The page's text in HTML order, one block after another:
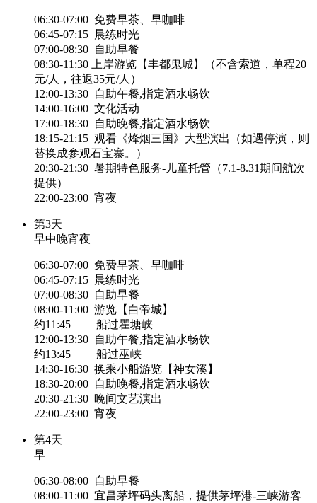
06:30-07:00 免费早茶、早咖啡
06:45-07:15 晨练时光
07:00-08:30 自助早餐
08:30-11:30 上岸游览【丰都鬼城】（不含索道，单程20
元/人，往返35元/人）
12:00-13:30 自助午餐,指定酒水畅饮
14:00-16:00 文化活动
17:00-18:30 自助晚餐,指定酒水畅饮
18:15-21:15 观看《烽烟三国》大型演出（如遇停演，则
替换成参观石宝寨。）
20:30-21:30 暑期特色服务-儿童托管（7.1-8.31期间航次
提供）
22:00-23:00 宵夜
第3天
早中晚宵夜
06:30-07:00 免费早茶、早咖啡
06:45-07:15 晨练时光
07:00-08:30 自助早餐
08:00-11:00 游览【白帝城】
约11:45 船过瞿塘峡
12:00-13:30 自助午餐,指定酒水畅饮
约13:45 船过巫峡
14:30-16:30 换乘小船游览【神女溪】
18:30-20:00 自助晚餐,指定酒水畅饮
20:30-21:30 晚间文艺演出
22:00-23:00 宵夜
第4天
早
06:30-08:00 自助早餐
08:00-11:00 宜昌茅坪码头离船，提供茅坪港-三峡游客